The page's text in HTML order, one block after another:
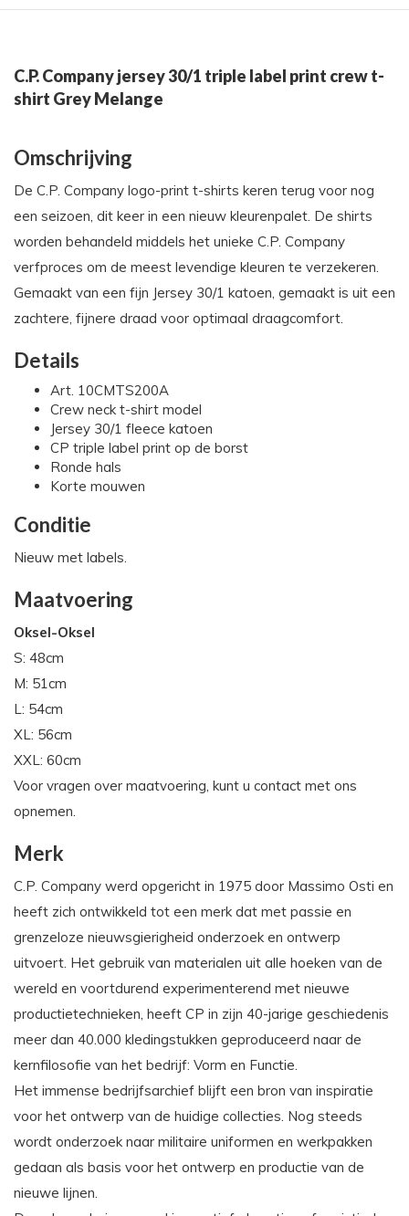
C.P. Company jersey 30/1 triple label print crew t-
shirt Grey Melange
Omschrijving
De C.P. Company logo-print t-shirts keren terug voor nog
een seizoen, dit keer in een nieuw kleurenpalet. De shirts
worden behandeld middels het unieke C.P. Company
verfproces om de meest levendige kleuren te verzekeren.
Gemaakt van een fijn Jersey 30/1 katoen, gemaakt is uit een
zachtere, fijnere draad voor optimaal draagcomfort.
Details
Art. 10CMTS200A
Crew neck t-shirt model
Jersey 30/1 fleece katoen
CP triple label print op de borst
Ronde hals
Korte mouwen
Conditie
Nieuw met labels.
Maatvoering
Oksel-Oksel
S: 48cm
M: 51cm
L: 54cm
XL: 56cm
XXL: 60cm
Voor vragen over maatvoering, kunt u contact met ons
opnemen.
Merk
C.P. Company werd opgericht in 1975 door Massimo Osti en
heeft zich ontwikkeld tot een merk dat met passie en
grenzeloze nieuwsgierigheid onderzoek en ontwerp
uitvoert. Het gebruik van materialen uit alle hoeken van de
wereld en voortdurend experimenterend met nieuwe
productietechnieken, heeft CP in zijn 40-jarige geschiedenis
meer dan 40.000 kledingstukken geproduceerd naar de
kernfilosofie van het bedrijf: Vorm en Functie.
Het immense bedrijfsarchief blijft een bron van inspiratie
voor het ontwerp van de huidige collecties. Nog steeds
wordt onderzoek naar militaire uniformen en werkpakken
gedaan als basis voor het ontwerp en productie van de
nieuwe lijnen.